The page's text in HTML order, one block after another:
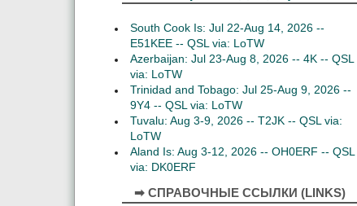
South Cook Is: Jul 22-Aug 14, 2026 --
E51KEE -- QSL via: LoTW
Azerbaijan: Jul 23-Aug 8, 2026 -- 4K -- QSL
via: LoTW
Trinidad and Tobago: Jul 25-Aug 9, 2026 --
9Y4 -- QSL via: LoTW
Tuvalu: Aug 3-9, 2026 -- T2JK -- QSL via:
LoTW
Aland Is: Aug 3-12, 2026 -- OH0ERF -- QSL
via: DK0ERF
➡ СПРАВОЧНЫЕ ССЫЛКИ (LINKS)